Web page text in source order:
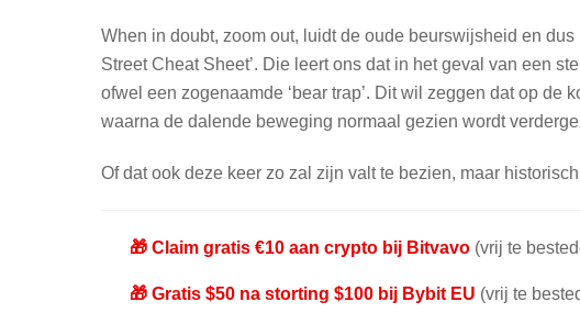
When in doubt, zoom out, luidt de oude beurswijsheid en dus
Street Cheat Sheet’. Die leert ons dat in het geval van een
ofwel een zogenaamde ‘bear trap’. Dit wil zeggen dat op de
waarna de dalende beweging normaal gezien wordt
Of dat ook deze keer zo zal zijn valt te bezien, maar
🎁 Claim gratis €10 aan crypto bij Bitvavo(vrij te
🎁 Gratis $50 na storting $100 bij Bybit EU (vrij te